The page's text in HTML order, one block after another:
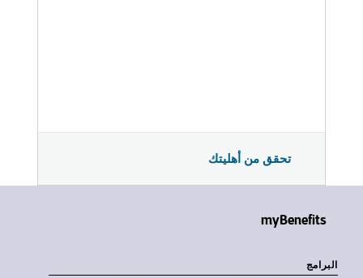
تحقق من أهليتك
myBenefits
البرامج